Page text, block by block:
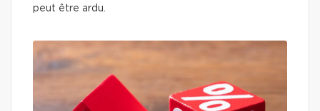
peut être ardu.